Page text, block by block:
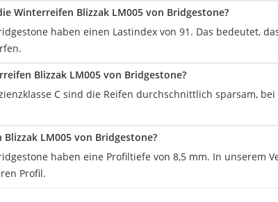
Winterreifen Blizzak LM005 von Bridgestone?
haben einen Lastindex von 91. Das bedeutet,
Blizzak LM005 von Bridgestone?
C sind die Reifen durchschnittlich sparsam, bei
LM005 von Bridgestone?
haben eine Profiltiefe von 8,5 mm. In unserem
Profil.